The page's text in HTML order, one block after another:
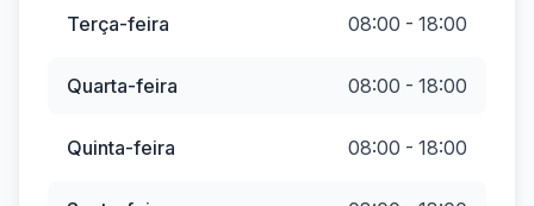
Terça-feira 08:00 - 18:00
Quarta-feira 08:00 - 18:00
Quinta-feira 08:00 - 18:00